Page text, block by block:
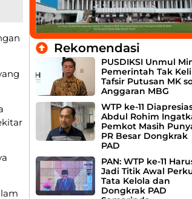
Rekomendasi
PUSDIKSI Unmul
Pemerintah Tak
Tafsir Putusan MK
Anggaran MBG
WTP ke-11
Abdul Rohim
Pemkot Masih
PR Besar Dongkrak
PAD
PAN: WTP ke-11
Jadi Titik Awal
Tata Kelola dan
Dongkrak PAD